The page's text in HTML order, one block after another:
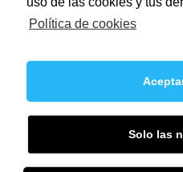
Piscina con terraza
Política de cookies
Solo las